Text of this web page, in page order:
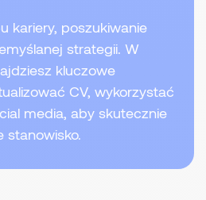
kariery, poszukiwanie
strategii. W
kluczowe
CV, wykorzystać
media, aby skutecznie
stanowisko.